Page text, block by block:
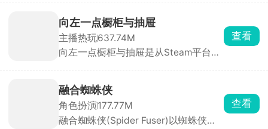
顶级修为。多职业自由选择，技能招式
各具特色，搭配神兵利器轻松斩杀魔
兽，畅享酣畅淋漓的战斗快感。
向左一点橱柜与抽屉
主播热玩637.74M
向左一点橱柜与抽屉是从Steam平台移
暗格储物柜为主要场景，玩家需要通过
拖拽、旋转、堆叠与分类，将餐具、文
具、工具、首饰等杂物逐一归位，整理
出令人极度舒适的整齐画面。
查看
融合蜘蛛侠
角色扮演177.77M
融合蜘蛛侠(Spider Fuser)以蜘蛛侠为
查看